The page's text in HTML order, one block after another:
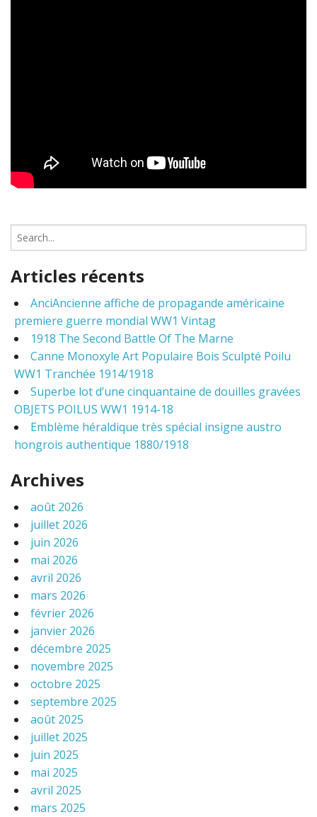
e
r
h
o
Articles récents
AnciAncienne affiche de propagande américaine
premiere guerre mondial WW1 Vintag
1918 The Second Battle Of The Marne
Canne Monoxyle Art Populaire Bois Sculpté Poilu
WW1 Tranchée 1914/1918
Superbe lot d’une cinquantaine de douilles gravées
OBJETS POILUS WW1 1914-18
Emblème héraldique très spécial insigne austro
hongrois authentique 1880/1918
Archives
août 2026
juillet 2026
juin 2026
mai 2026
avril 2026
mars 2026
février 2026
janvier 2026
décembre 2025
novembre 2025
octobre 2025
septembre 2025
août 2025
juillet 2025
juin 2025
mai 2025
avril 2025
mars 2025